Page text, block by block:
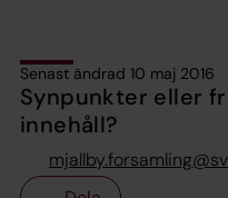
Senast ändrad 10 maj 2016
Synpunkter eller
innehåll?